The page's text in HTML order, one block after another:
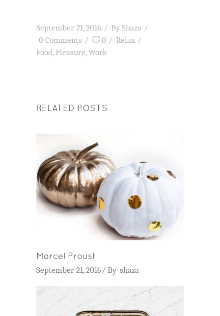
September 21, 2016 By Shaza
0 Comments
0
Relax
Food,Pleasure,Work
RELATED POSTS
Marcel Proust
September 21, 2016 By shaza